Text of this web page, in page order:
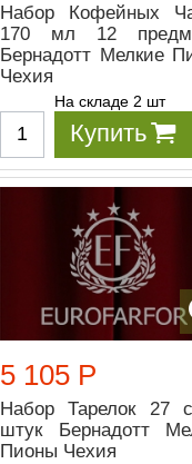
Набор Кофейных
170 мл 12
Бернадотт Мелкие
Чехия
На складе 2 шт
Купить
5 105 Р
Набор Тарелок 27
штук Бернадотт
Пионы Чехия